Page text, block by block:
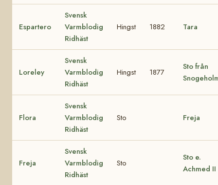
Espartero
Svensk
Varmblodig
Ridhäst
Hingst 1882 Tara
Loreley
Svensk
Varmblodig
Ridhäst
Hingst 1877
Sto från
Flora
Svensk
Varmblodig
Ridhäst
Sto Freja
Freja
Svensk
Varmblodig
Ridhäst
Sto
Sto e.
Achmed II